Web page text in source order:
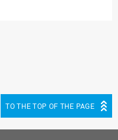
TO THE TOP OF THE PAGE